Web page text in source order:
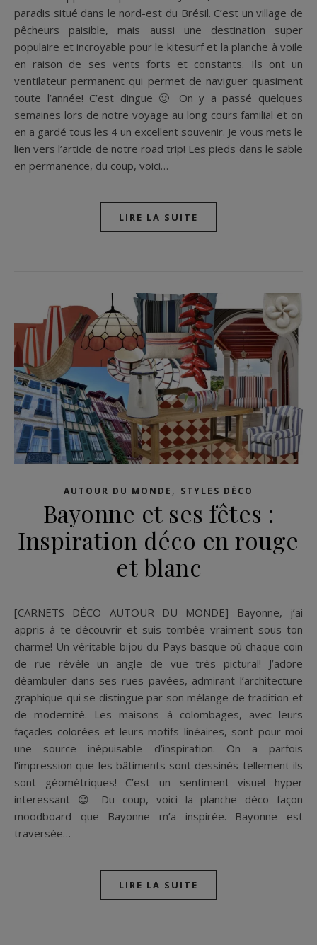
paradis situé dans le nord-est du Brésil. C’est un village de
pêcheurs paisible, mais aussi une destination super
populaire et incroyable pour le kitesurf et la planche à voile
en raison de ses vents forts et constants. Ils ont un
ventilateur permanent qui permet de naviguer quasiment
toute l’année! C’est dingue 🙂 On y a passé quelques
semaines lors de notre voyage au long cours familial et on
en a gardé tous les 4 un excellent souvenir. Je vous mets le
lien vers l’article de notre road trip! Les pieds dans le sable
en permanence, du coup, voici…
LIRE LA SUITE
AUTOUR DU MONDE , STYLES DÉCO
Bayonne et ses fêtes :
Inspiration déco en rouge
et blanc
[CARNETS DÉCO AUTOUR DU MONDE] Bayonne, j’ai
appris à te découvrir et suis tombée vraiment sous ton
charme! Un véritable bijou du Pays basque où chaque coin
de rue révèle un angle de vue très pictural! J’adore
déambuler dans ses rues pavées, admirant l’architecture
graphique qui se distingue par son mélange de tradition et
de modernité. Les maisons à colombages, avec leurs
façades colorées et leurs motifs linéaires, sont pour moi
une source inépuisable d’inspiration. On a parfois
l’impression que les bâtiments sont dessinés tellement ils
sont géométriques! C’est un sentiment visuel hyper
interessant 😉 Du coup, voici la planche déco façon
moodboard que Bayonne m’a inspirée. Bayonne est
traversée…
LIRE LA SUITE